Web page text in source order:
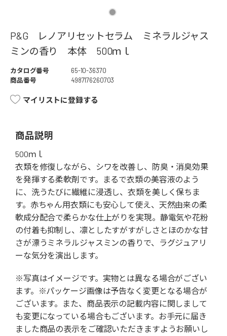
P&G レノアリセットセラム ミネラルジャス
ミンの香り 本体 500ｍｌ
カタログ番号
65-10-36370
商品番号
4987176260703
マイリストに登録する
商品説明
500ｍｌ
衣類を修復しながら、シワを改善し、防臭・消臭効果
を発揮する柔軟剤です。まるで衣類の美容液のよう
に、洗うたびに繊維に浸透し、衣類を美しく保ちま
す。赤ちゃん用衣類にも安心して使え、天然由来の柔
軟成分配合で柔らかな仕上がりを実現。静電気や花粉
の付着も抑制し、凛としたすがすがしさとほのかな甘
さが漂うミネラルジャスミンの香りで、ラグジュアリ
ーな気分を演出します。
※写真はイメージです。実物とは異なる場合がござい
ます。※パッケージ画像は予告なく変更となる場合が
ございます。また、商品表示の記載内容に関しまして
も変更になっている場合もございます。お手元に届き
ました商品の表示をご確認いただきますようお願いし